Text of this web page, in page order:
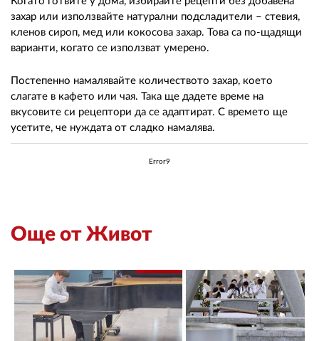
захар или използвайте натурални подсладители – стевия,
кленов сироп, мед или кокосова захар. Това са по-щадящи
варианти, когато се използват умерено.
Постепенно намалявайте количеството захар, което
слагате в кафето или чая. Така ще дадете време на
вкусовите си рецептори да се адаптират. С времето ще
усетите, че нуждата от сладко намалява.
Error9
Още от Живот